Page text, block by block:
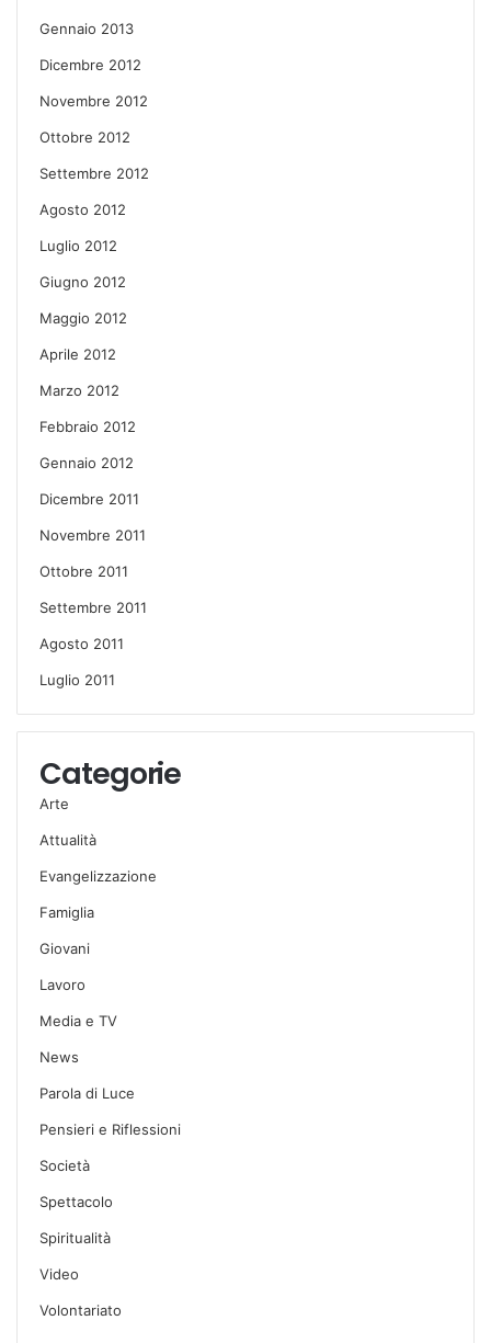
Gennaio 2013
Dicembre 2012
Novembre 2012
Ottobre 2012
Settembre 2012
Agosto 2012
Luglio 2012
Giugno 2012
Maggio 2012
Aprile 2012
Marzo 2012
Febbraio 2012
Gennaio 2012
Dicembre 2011
Novembre 2011
Ottobre 2011
Settembre 2011
Agosto 2011
Luglio 2011
Categorie
Arte
Attualità
Evangelizzazione
Famiglia
Giovani
Lavoro
Media e TV
News
Parola di Luce
Pensieri e Riflessioni
Società
Spettacolo
Spiritualità
Video
Volontariato